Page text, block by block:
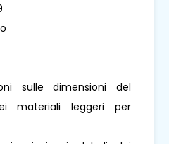
sulle dimensioni del
materiali leggeri per